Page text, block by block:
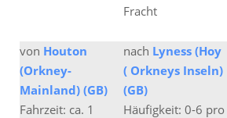
Fracht
von Houton
(Orkney-
Mainland) (GB)
nach Lyness (Hoy
( Orkneys Inseln)
(GB)
Fahrzeit: ca. 1
Häufigkeit: 0-6 pro